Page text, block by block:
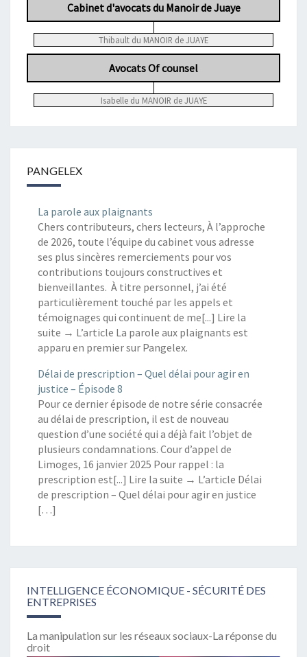
Cabinet d'avocats du Manoir de Juaye
Thibault du MANOIR de JUAYE
Avocats Of counsel
Isabelle du MANOIR de JUAYE
PANGELEX
La parole aux plaignants
Chers contributeurs, chers lecteurs, À l’approche
de 2026, toute l’équipe du cabinet vous adresse
ses plus sincères remerciements pour vos
contributions toujours constructives et
bienveillantes. À titre personnel, j’ai été
particulièrement touché par les appels et
témoignages qui continuent de me[...] Lire la
suite → L’article La parole aux plaignants est
apparu en premier sur Pangelex.
Délai de prescription – Quel délai pour agir en
justice – Épisode 8
Pour ce dernier épisode de notre série consacrée
au délai de prescription, il est de nouveau
question d’une société qui a déjà fait l’objet de
plusieurs condamnations. Cour d’appel de
Limoges, 16 janvier 2025 Pour rappel : la
prescription est[...] Lire la suite → L’article Délai
de prescription – Quel délai pour agir en justice
[…]
INTELLIGENCE ÉCONOMIQUE - SÉCURITÉ DES
ENTREPRISES
La manipulation sur les réseaux sociaux-La réponse du
droit